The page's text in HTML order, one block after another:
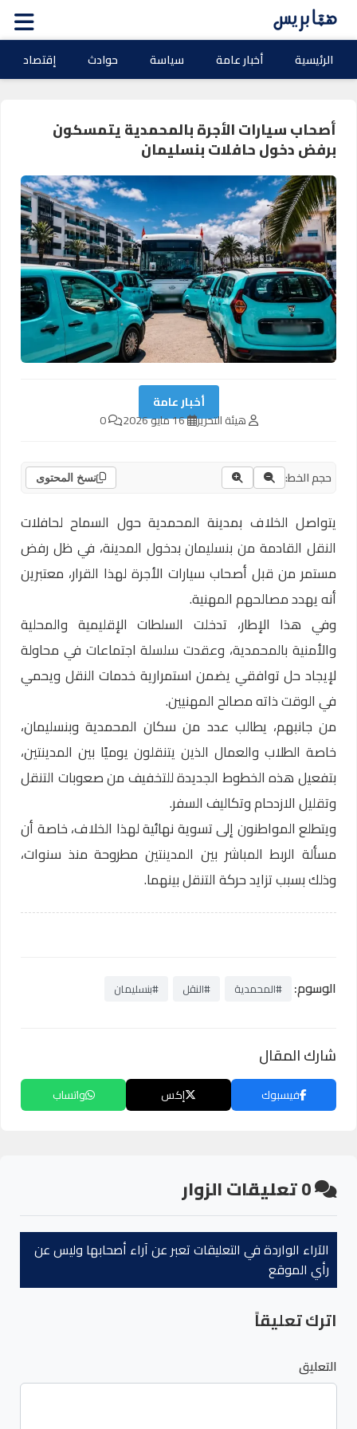
الرئيسية أخبار عامة سياسة حوادث إقتصاد
أصحاب سيارات الأجرة بالمحمدية يتمسكون
برفض دخول حافلات بنسليمان
أخبار عامة
هيئة التحرير 16 مايو 2026 0
حجم الخط: نسخ المحتوى
يتواصل الخلاف بمدينة المحمدية حول السماح لحافلات
النقل القادمة من بنسليمان بدخول المدينة، في ظل رفض
مستمر من قبل أصحاب سيارات الأجرة لهذا القرار، معتبرين
أنه يهدد مصالحهم المهنية.
وفي هذا الإطار، تدخلت السلطات الإقليمية والمحلية
والأمنية بالمحمدية، وعقدت سلسلة اجتماعات في محاولة
لإيجاد حل توافقي يضمن استمرارية خدمات النقل ويحمي
في الوقت ذاته مصالح المهنيين.
من جانبهم، يطالب عدد من سكان المحمدية وبنسليمان،
خاصة الطلاب والعمال الذين يتنقلون يوميًا بين المدينتين،
بتفعيل هذه الخطوط الجديدة للتخفيف من صعوبات التنقل
وتقليل الازدحام وتكاليف السفر.
ويتطلع المواطنون إلى تسوية نهائية لهذا الخلاف، خاصة أن
مسألة الربط المباشر بين المدينتين مطروحة منذ سنوات،
وذلك بسبب تزايد حركة التنقل بينهما.
الوسوم: #المحمدية #النقل #بنسليمان
شارك المقال
فيسبوك إكس واتساب
0تعليقات الزوار
الآراء الواردة في التعليقات تعبر عن آراء أصحابها وليس عن
رأي الموقع
اترك تعليقاً
التعليق